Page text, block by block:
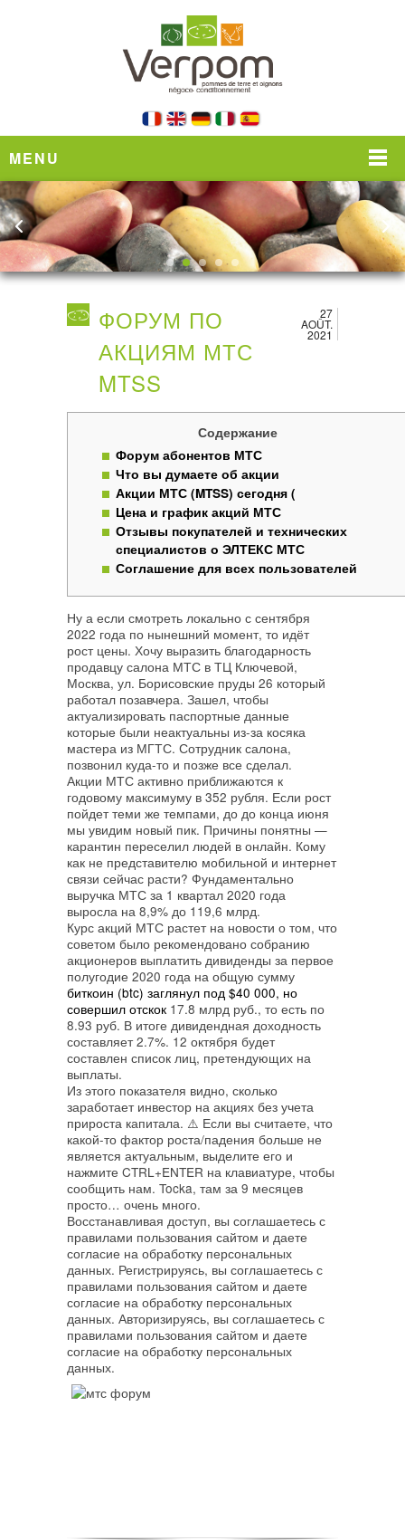
MENU
27
AOÛT.
2021
ФОРУМ ПО
АКЦИЯМ МТС
MTSS
Содержание
Форум абонентов МТС
Что вы думаете об акции
Акции МТС (MTSS) сегодня (
Цена и график акций МТС
Отзывы покупателей и технических
специалистов о ЭЛТЕКС МТС
Соглашение для всех пользователей
Ну а если смотреть локально с сентября
2022 года по нынешний момент, то идёт
рост цены. Хочу выразить благодарность
продавцу салона МТС в ТЦ Ключевой,
Москва, ул. Борисовские пруды 26 который
работал позавчера. Зашел, чтобы
актуализировать паспортные данные
которые были неактуальны из-за косяка
мастера из МГТС. Сотрудник салона,
позвонил куда-то и позже все сделал.
Акции МТС активно приближаются к
годовому максимуму в 352 рубля. Если рост
пойдет теми же темпами, до до конца июня
мы увидим новый пик. Причины понятны —
карантин переселил людей в онлайн. Кому
как не представителю мобильной и интернет
связи сейчас расти? Фундаментально
выручка МТС за 1 квартал 2020 года
выросла на 8,9% до 119,6 млрд.
Курс акций МТС растет на новости о том, что
советом было рекомендовано собранию
акционеров выплатить дивиденды за первое
полугодие 2020 года на общую сумму
биткоин (btc) заглянул под $40 000, но
совершил отскок 17.8 млрд руб., то есть по
8.93 руб. В итоге дивидендная доходность
составляет 2.7%. 12 октября будет
составлен список лиц, претендующих на
выплаты.
Из этого показателя видно, сколько
заработает инвестор на акциях без учета
прироста капитала. ⚠️ Если вы считаете, что
какой-то фактор роста/падения больше не
является актуальным, выделите его и
нажмите CTRL+ENTER на клавиатуре, чтобы
сообщить нам. Tocka, там за 9 месяцев
просто… очень много.
Восстанавливая доступ, вы соглашаетесь с
правилами пользования сайтом и даете
согласие на обработку персональных
данных. Регистрируясь, вы соглашаетесь с
правилами пользования сайтом и даете
согласие на обработку персональных
данных. Авторизируясь, вы соглашаетесь с
правилами пользования сайтом и даете
согласие на обработку персональных
данных.